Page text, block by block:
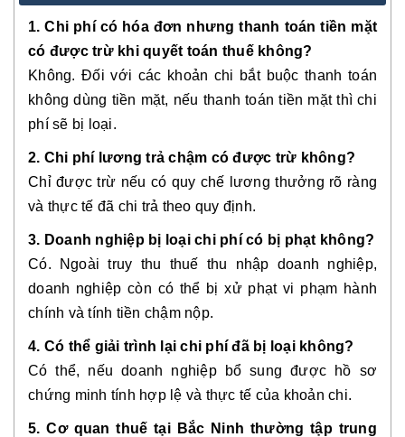
1. Chi phí có hóa đơn nhưng thanh toán tiền mặt
có được trừ khi quyết toán thuế không?
Không. Đối với các khoản chi bắt buộc thanh toán
không dùng tiền mặt, nếu thanh toán tiền mặt thì chi
phí sẽ bị loại.
2. Chi phí lương trả chậm có được trừ không?
Chỉ được trừ nếu có quy chế lương thưởng rõ ràng
và thực tế đã chi trả theo quy định.
3. Doanh nghiệp bị loại chi phí có bị phạt không?
Có. Ngoài truy thu thuế thu nhập doanh nghiệp,
doanh nghiệp còn có thể bị xử phạt vi phạm hành
chính và tính tiền chậm nộp.
4. Có thể giải trình lại chi phí đã bị loại không?
Có thể, nếu doanh nghiệp bổ sung được hồ sơ
chứng minh tính hợp lệ và thực tế của khoản chi.
5. Cơ quan thuế tại Bắc Ninh thường tập trung